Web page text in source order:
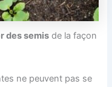
des semis de la façon
ne peuvent pas se